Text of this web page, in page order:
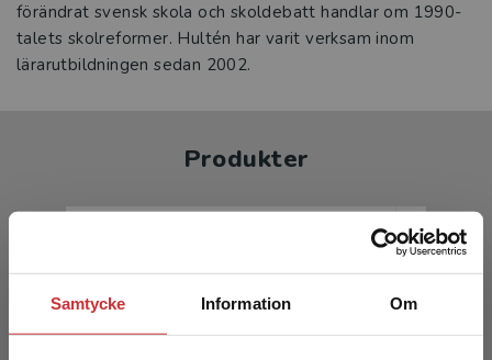
Samtycke Information Om
förändrat svensk skola och skoldebatt handlar om 1990-
talets skolreformer. Hultén har varit verksam inom
lärarutbildningen sedan 2002.
Produkter